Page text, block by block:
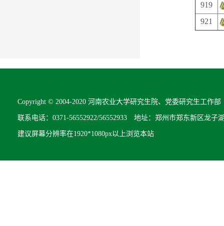
919
921
Copyright © 2004-2020 河南农业大学研究生院、党委研究生工作
联系电话：0371-56552922/56552933 地址：郑州市郑东新区龙子
建议屏幕分辨率在1920*1080px以上浏览本站